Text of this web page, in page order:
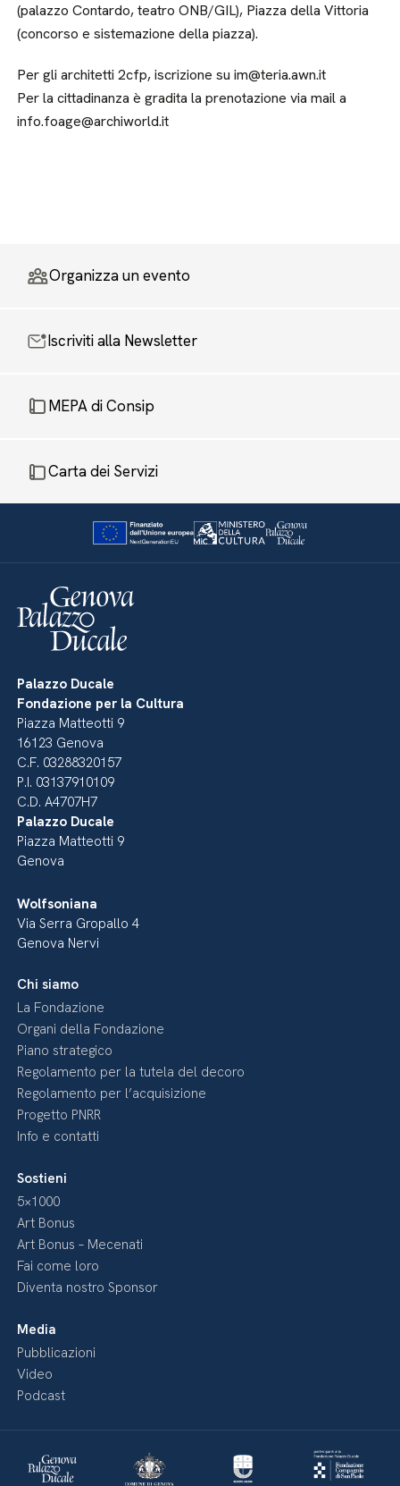
(palazzo Contardo, teatro ONB/GIL), Piazza della Vittoria
(concorso e sistemazione della piazza).
Per gli architetti 2cfp, iscrizione su im@teria.awn.it
Per la cittadinanza è gradita la prenotazione via mail a
info.foage@archiworld.it
Organizza un evento
Iscriviti alla Newsletter
MEPA di Consip
Carta dei Servizi
Palazzo Ducale
Fondazione per la Cultura
Piazza Matteotti 9
16123 Genova
C.F. 03288320157
P.I. 03137910109
C.D. A4707H7
Palazzo Ducale
Piazza Matteotti 9
Genova
Wolfsoniana
Via Serra Gropallo 4
Genova Nervi
Chi siamo
La Fondazione
Organi della Fondazione
Piano strategico
Regolamento per la tutela del decoro
Regolamento per l’acquisizione
Progetto PNRR
Info e contatti
Sostieni
5×1000
Art Bonus
Art Bonus – Mecenati
Fai come loro
Diventa nostro Sponsor
Media
Pubblicazioni
Video
Podcast